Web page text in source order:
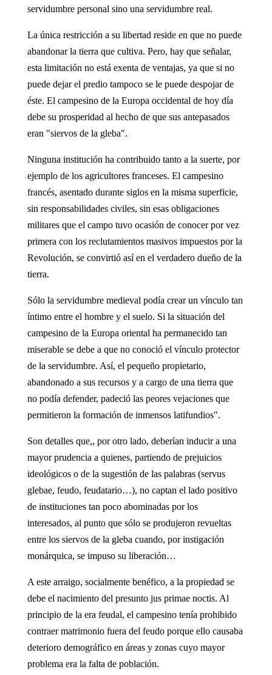
servidumbre personal sino una servidumbre real.
La única restricción a su libertad reside en que no puede
abandonar la tierra que cultiva. Pero, hay que señalar,
esta limitación no está exenta de ventajas, ya que si no
puede dejar el predio tampoco se le puede despojar de
éste. El campesino de la Europa occidental de hoy día
debe su prosperidad al hecho de que sus antepasados
eran "siervos de la gleba".
Ninguna institución ha contribuido tanto a la suerte, por
ejemplo de los agricultores franceses. El campesino
francés, asentado durante siglos en la misma superficie,
sin responsabilidades civiles, sin esas obligaciones
militares que el campo tuvo ocasión de conocer por vez
primera con los reclutamientos masivos impuestos por la
Revolución, se convirtió así en el verdadero dueño de la
tierra.
Sólo la servidumbre medieval podía crear un vínculo tan
íntimo entre el hombre y el suelo. Si la situación del
campesino de la Europa oriental ha permanecido tan
miserable se debe a que no conoció el vínculo protector
de la servidumbre. Así, el pequeño propietario,
abandonado a sus recursos y a cargo de una tierra que
no podía defender, padeció las peores vejaciones que
permitieron la formación de inmensos latifundios".
Son detalles que,, por otro lado, deberían inducir a una
mayor prudencia a quienes, partiendo de prejuicios
ideológicos o de la sugestión de las palabras (servus
glebae, feudo, feudatario…), no captan el lado positivo
de instituciones tan poco abominadas por los
interesados, al punto que sólo se produjeron revueltas
entre los siervos de la gleba cuando, por instigación
monárquica, se impuso su liberación…
A este arraigo, socialmente benéfico, a la propiedad se
debe el nacimiento del presunto jus primae noctis. Al
principio de la era feudal, el campesino tenía prohibido
contraer matrimonio fuera del feudo porque ello causaba
deterioro demográfico en áreas y zonas cuyo mayor
problema era la falta de población.